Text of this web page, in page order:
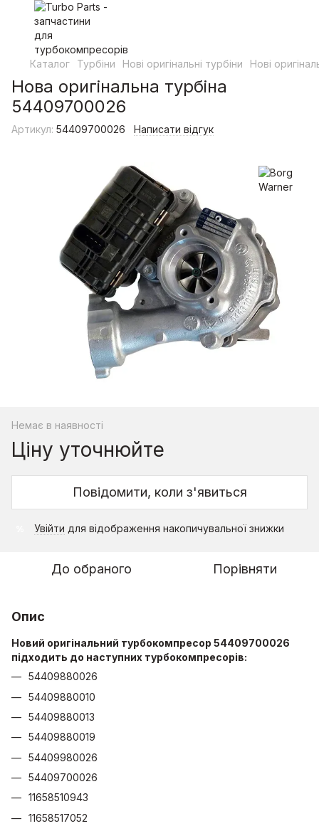
Каталог Турбіни Нові оригінальні турбіни Нові
Нова оригінальна турбіна
54409700026
Артикул: 54409700026 Написати відгук
Немає в наявності
Ціну уточнюйте
Повідомити, коли з'явиться
Увійти для відображення накопичувальної знижки
До обраного Порівняти
Опис
Новий оригінальний турбокомпресор 54409700026
підходить до наступних турбокомпресорів:
54409880026
54409880010
54409880013
54409880019
54409980026
54409700026
11658510943
11658517052